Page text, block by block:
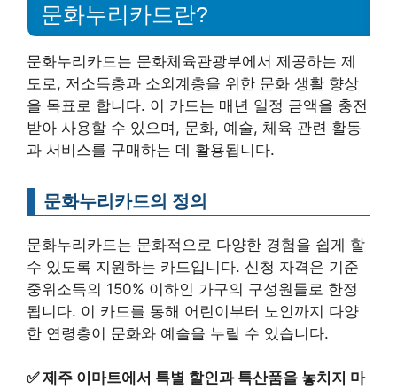
문화누리카드란?
문화누리카드는 문화체육관광부에서 제공하는 제
도로, 저소득층과 소외계층을 위한 문화 생활 향상
을 목표로 합니다. 이 카드는 매년 일정 금액을 충전
받아 사용할 수 있으며, 문화, 예술, 체육 관련 활동
과 서비스를 구매하는 데 활용됩니다.
문화누리카드의 정의
문화누리카드는 문화적으로 다양한 경험을 쉽게 할
수 있도록 지원하는 카드입니다. 신청 자격은 기준
중위소득의 150% 이하인 가구의 구성원들로 한정
됩니다. 이 카드를 통해 어린이부터 노인까지 다양
한 연령층이 문화와 예술을 누릴 수 있습니다.
✅제주 이마트에서 특별 할인과 특산품을 놓치지 마